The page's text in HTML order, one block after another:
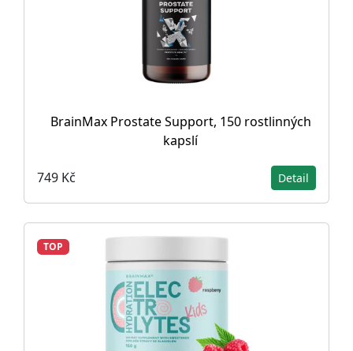
BrainMax Prostate Support, 150 rostlinných
kapslí
749 Kč Detail
TOP